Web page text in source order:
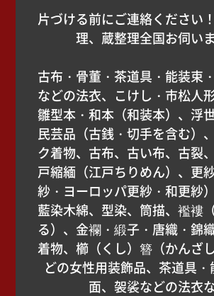
片づける前にご連絡ください
理、蔵整理全国お伺い
古布・骨董・茶道具・能装束
などの法衣、こけし・市松人
雛型本・和本（和装本）、浮世
民芸品（古銭・切手を含む）
ク着物、古布、古い布、古裂
戸縮緬（江戸ちりめん）、更
紗・ヨーロッパ更紗・和更紗）
藍染木綿、型染、筒描、襤褸
る）、金襴・緞子・唐織・錦
着物、櫛（くし）簪（かんざ
どの女性用装飾品、茶道具
面、袈裟などの法衣